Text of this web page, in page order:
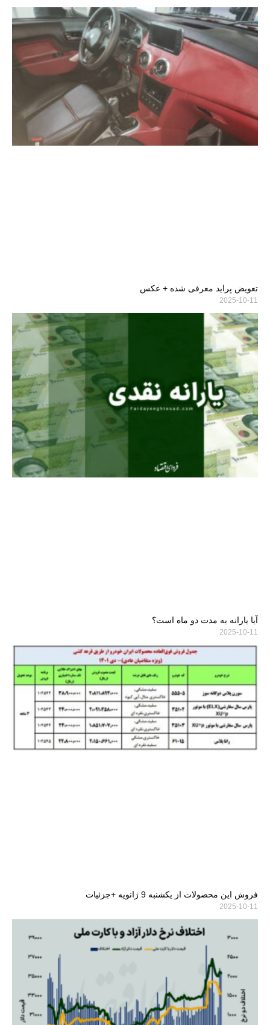
تعویض پراید معرفی شده + عکس
2025-10-11
آیا یارانه به مدت دو ماه است؟
2025-10-11
فروش این محصولات از یکشنبه 9 ژانویه +جزئیات
2025-10-11